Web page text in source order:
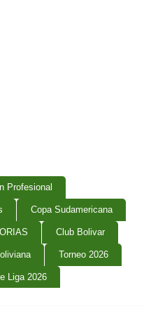
Profesional
Copa Sudamericana
Club Bolivar
Torneo 2026
Liga 2026